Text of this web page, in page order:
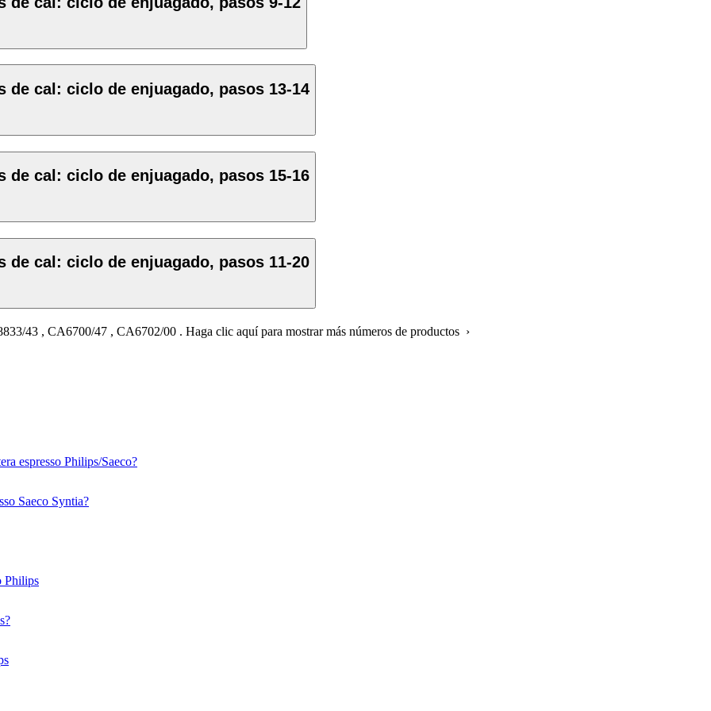
cal: ciclo de enjuagado, pasos 13-14
cal: ciclo de enjuagado, pasos 15-16
cal: ciclo de enjuagado, pasos 11-20
43 , CA6700/47 , CA6702/00 . Haga clic aquí para mostrar más números de productos ›
espresso Philips/Saeco?
Saeco Syntia?
Philips